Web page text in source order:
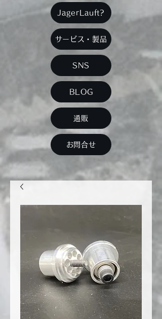
JagerLauft?
サービス・製品
SNS
BLOG
通販
お問合せ